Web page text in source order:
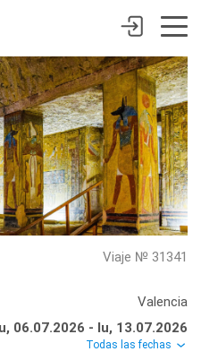
Viaje № 31341
Valencia
06.07.2026 - lu, 13.07.2026
Todas las fechas